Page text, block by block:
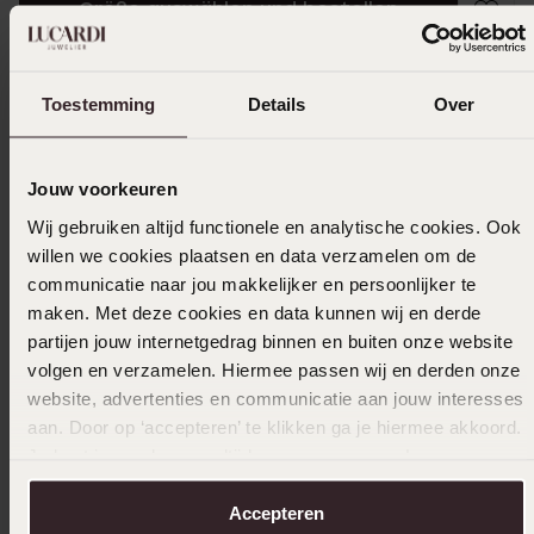
Toestemming Details Over
Jouw voorkeuren
Wij gebruiken altijd functionele en analytische cookies. Ook
willen we cookies plaatsen en data verzamelen om de
communicatie naar jou makkelijker en persoonlijker te
maken. Met deze cookies en data kunnen wij en derde
partijen jouw internetgedrag binnen en buiten onze website
volgen en verzamelen. Hiermee passen wij en derden onze
website, advertenties en communicatie aan jouw interesses
aan. Door op ‘accepteren’ te klikken ga je hiermee akkoord.
over in onscookiebeleid.
Accepteren
Größe auswählen und bestellen